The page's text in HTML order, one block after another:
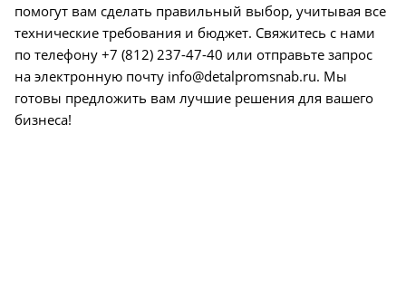
помогут вам сделать правильный выбор, учитывая все
технические требования и бюджет. Свяжитесь с нами
по телефону +7 (812) 237-47-40 или отправьте запрос
на электронную почту info@detalpromsnab.ru. Мы
готовы предложить вам лучшие решения для вашего
бизнеса!